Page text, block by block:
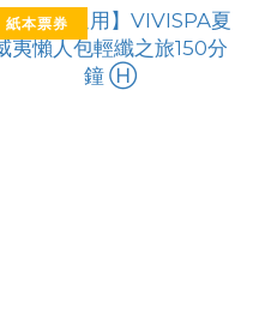
紙本票券